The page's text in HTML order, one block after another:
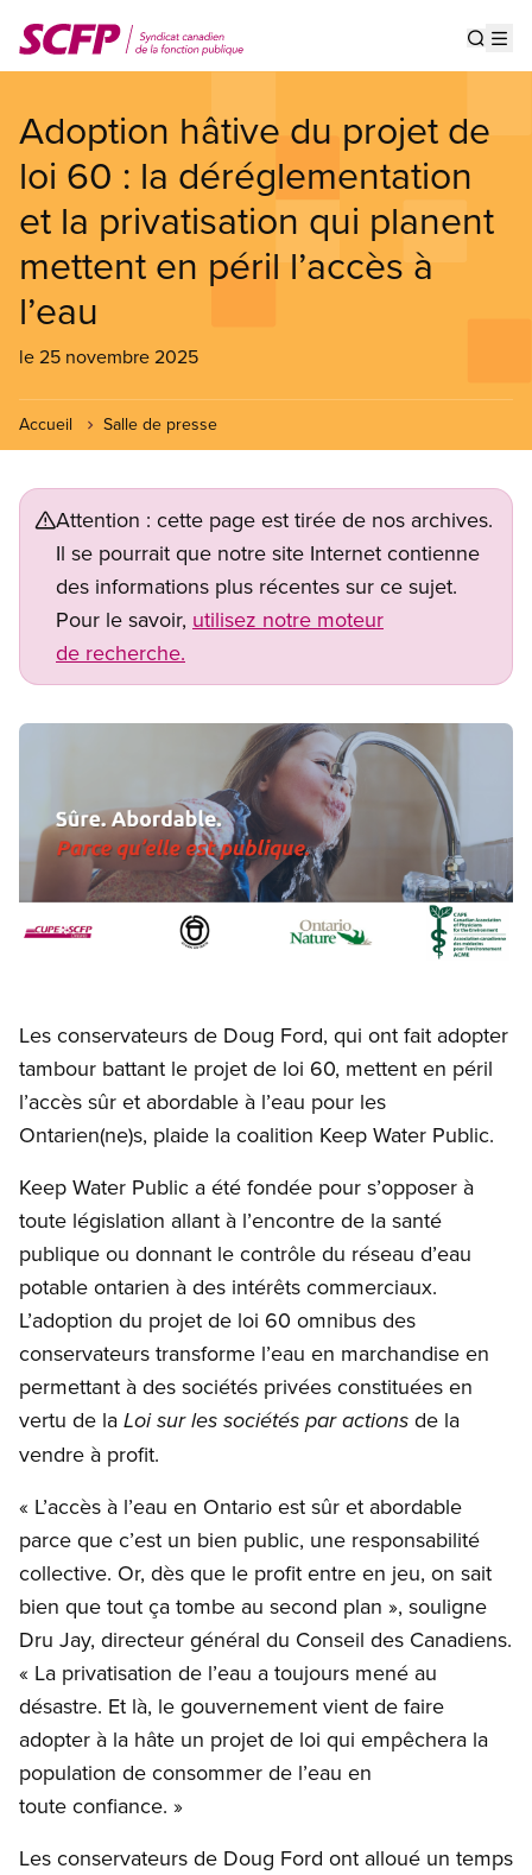
au
contenu
Adoption hâtive du projet de
loi 60 : la déréglementation
et la privatisation qui planent
mettent en péril l’accès à
l’eau
le 25 novembre 2025
Accueil Salle de presse
Attention : cette page est tirée de nos archives.
Il se pourrait que notre site Internet contienne
des informations plus récentes sur ce sujet.
Pour le savoir, utilisez notre moteur
de recherche.
Image
Les conservateurs de Doug Ford, qui ont fait adopter
tambour battant le projet de loi 60, mettent en péril
l’accès sûr et abordable à l’eau pour les
Ontarien(ne)s, plaide la coalition Keep Water Public.
Keep Water Public a été fondée pour s’opposer à
toute législation allant à l’encontre de la santé
publique ou donnant le contrôle du réseau d’eau
potable ontarien à des intérêts commerciaux.
L’adoption du projet de loi 60 omnibus des
conservateurs transforme l’eau en marchandise en
permettant à des sociétés privées constituées en
vertu de la Loi sur les sociétés par actions de la
vendre à profit.
« L’accès à l’eau en Ontario est sûr et abordable
parce que c’est un bien public, une responsabilité
collective. Or, dès que le profit entre en jeu, on sait
bien que tout ça tombe au second plan », souligne
Dru Jay, directeur général du Conseil des Canadiens.
« La privatisation de l’eau a toujours mené au
désastre. Et là, le gouvernement vient de faire
adopter à la hâte un projet de loi qui empêchera la
population de consommer de l’eau en
toute confiance. »
Les conservateurs de Doug Ford ont alloué un temps